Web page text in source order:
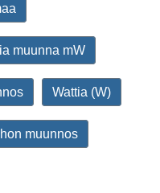
muunna mW
Wattia (W)
muunnos